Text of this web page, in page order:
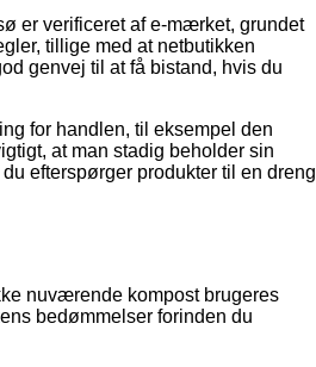
er verificeret af e-mærket, grundet
tillige med at netbutikken
genvej til at få bistand, hvis du
for handlen, til eksempel den
at man stadig beholder sin
efterspørger produkter til en dreng
nuværende kompost brugeres
bedømmelser forinden du